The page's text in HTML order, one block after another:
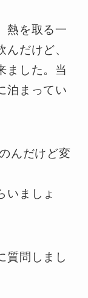
熱を取る一
だけど、
ました。当
泊まってい
んだけど変
いましょ
質問しまし